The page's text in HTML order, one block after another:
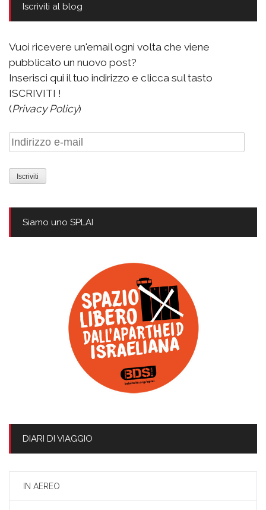
Iscriviti al blog
Vuoi ricevere un'email ogni volta che viene
pubblicato un nuovo post?
Inserisci qui il tuo indirizzo e clicca sul tasto
ISCRIVITI !
(Privacy Policy)
Indirizzo
e-
mail
Siamo uno SPLAI
DIARI DI VIAGGIO
IN AEREO